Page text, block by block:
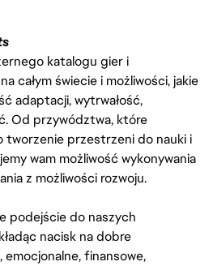
katalogu gier i
całym świecie i możliwości, jakie
adaptacji, wytrwałość,
Od przywództwa, które
tworzenie przestrzeni do nauki i
wam możliwość wykonywania
z możliwości rozwoju.
podejście do naszych
nacisk na dobre
finansowe,